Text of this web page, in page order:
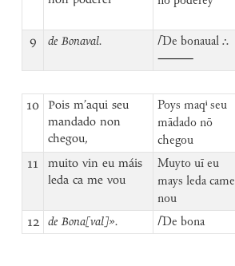
9 de Bonaval. ⌈De bonaual ⸫
⸻
10
Pois m’aqui seu
mandado non
chegou,
Poys maqⁱ seu
mādado nō
chegou
11
muito vin eu máis
leda ca me vou
Muyto uī eu
mays leda came
nou
12 de Bona[val]». ⌈De bona